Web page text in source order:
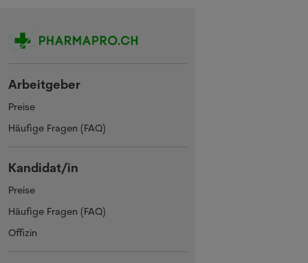
Arbeitgeber
Preise
Häufige Fragen (FAQ)
Kandidat/in
Preise
Häufige Fragen (FAQ)
Offizin